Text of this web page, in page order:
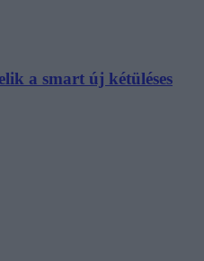
a smart új kétüléses